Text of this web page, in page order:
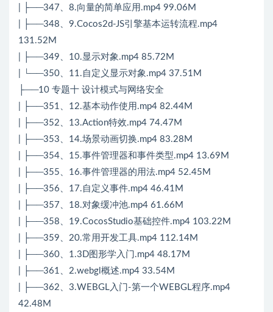
| ├──347、8.向量的简单应用.mp4 99.06M
| ├──348、9.Cocos2d-JS引擎基本运转流程.mp4
131.52M
| ├──349、10.显示对象.mp4 85.72M
| └──350、11.自定义显示对象.mp4 37.51M
├──10 专题十 设计模式与网络安全
| ├──351、12.基本动作使用.mp4 82.44M
| ├──352、13.Action特效.mp4 74.47M
| ├──353、14.场景动画切换.mp4 83.28M
| ├──354、15.事件管理器和事件类型.mp4 13.69M
| ├──355、16.事件管理器的用法.mp4 52.45M
| ├──356、17.自定义事件.mp4 46.41M
| ├──357、18.对象缓冲池.mp4 61.66M
| ├──358、19.CocosStudio基础控件.mp4 103.22M
| ├──359、20.常用开发工具.mp4 112.14M
| ├──360、1.3D图形学入门.mp4 48.17M
| ├──361、2.webgl概述.mp4 33.54M
| ├──362、3.WEBGL入门-第一个WEBGL程序.mp4
42.48M